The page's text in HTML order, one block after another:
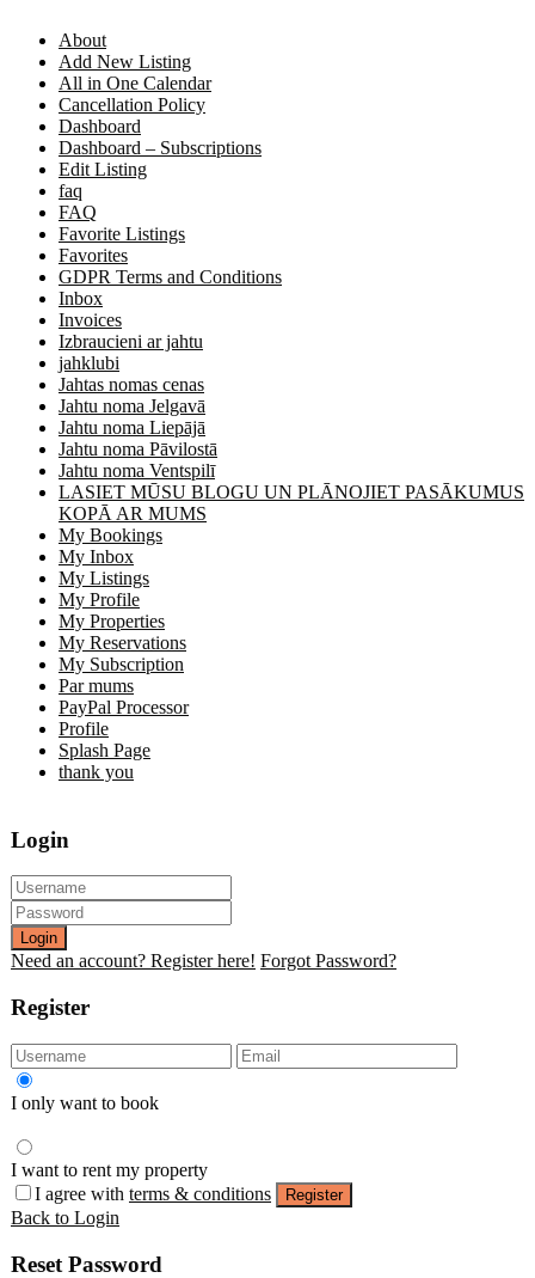
About
Add New Listing
All in One Calendar
Cancellation Policy
Dashboard
Dashboard – Subscriptions
Edit Listing
faq
FAQ
Favorite Listings
Favorites
GDPR Terms and Conditions
Inbox
Invoices
Izbraucieni ar jahtu
jahklubi
Jahtas nomas cenas
Jahtu noma Jelgavā
Jahtu noma Liepājā
Jahtu noma Pāvilostā
Jahtu noma Ventspilī
LASIET MŪSU BLOGU UN PLĀNOJIET PASĀKUMUS
KOPĀ AR MUMS
My Bookings
My Inbox
My Listings
My Profile
My Properties
My Reservations
My Subscription
Par mums
PayPal Processor
Profile
Splash Page
thank you
Login
Login
Need an account? Register here! Forgot Password?
Register
I only want to book
I want to rent my property
I agree with terms & conditions Register
Back to Login
Reset Password